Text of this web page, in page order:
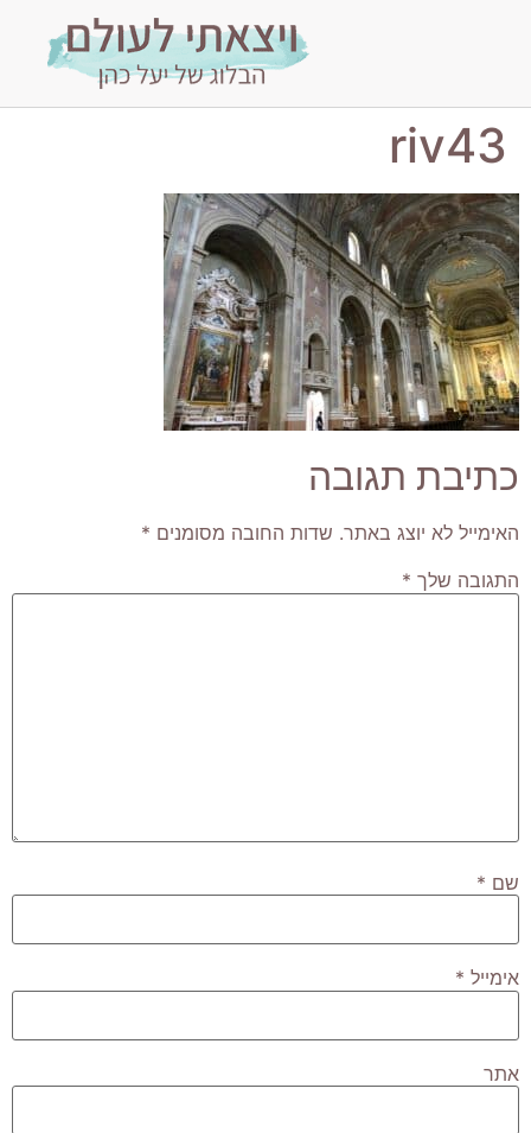
riv43
כתיבת תגובה
האימייל לא יוצג באתר. שדות החובה מסומנים *
התגובה שלך *
שם *
אימייל *
אתר